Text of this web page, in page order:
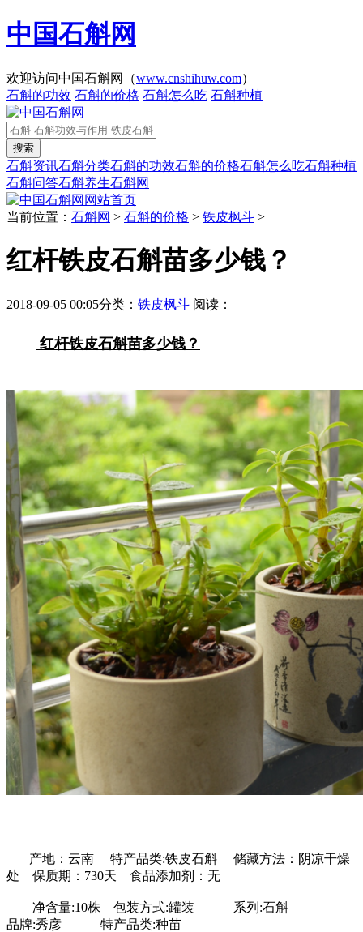
中国石斛网
欢迎访问中国石斛网（www.cnshihuw.com）
石斛的功效 石斛的价格 石斛怎么吃 石斛种植
石斛资讯石斛分类石斛的功效石斛的价格石斛怎么吃石斛种植
石斛问答石斛养生石斛网
网站首页
当前位置： 石斛网 > 石斛的价格 > 铁皮枫斗 >
红杆铁皮石斛苗多少钱？
2018-09-05 00:05分类： 铁皮枫斗 阅读：
红杆铁皮石斛苗多少钱？
产地：云南 特产品类:铁皮石斛 储藏方法：阴凉干燥
处 保质期：730天 食品添加剂：无
净含量:10株 包装方式:罐装 系列:石斛
品牌:秀彦 特产品类:种苗